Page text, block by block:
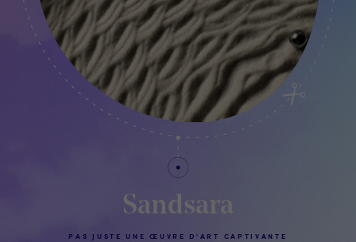
Sandsara
PAS JUSTE UNE ŒUVRE D'ART CAPTIVANTE